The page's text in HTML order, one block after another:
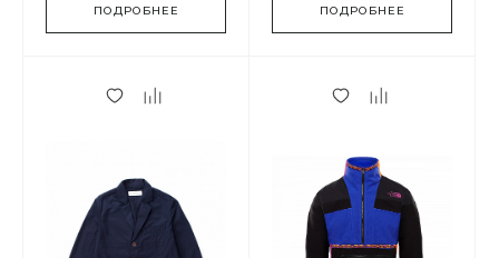
ПОДРОБНЕЕ ПОДРОБНЕЕ